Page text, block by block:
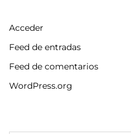
Acceder
Feed de entradas
Feed de comentarios
WordPress.org